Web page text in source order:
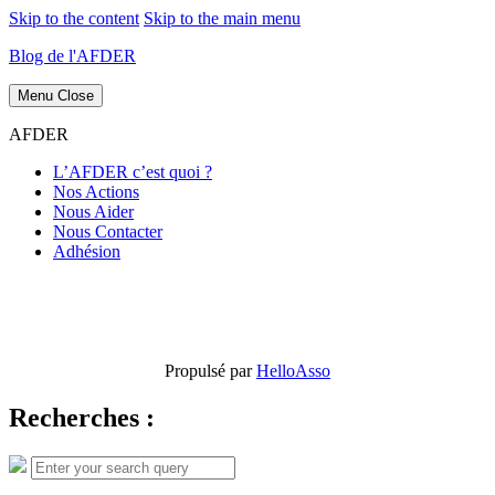
Skip to the content Skip to the main menu
Blog de l'AFDER
Menu Close
AFDER
L’AFDER c’est quoi ?
Nos Actions
Nous Aider
Nous Contacter
Adhésion
Propulsé parHelloAsso
Recherches :
Search
for:
Search